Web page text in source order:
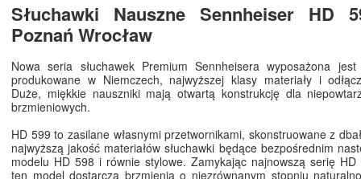
Słuchawki Nauszne Sennheiser HD
Poznań Wrocław
Nowa seria słuchawek Premium Sennheisera wyposażona
produkowane w Niemczech, najwyższej klasy materiały i
Duże, miękkie nauszniki mają otwartą konstrukcję dla
brzmieniowych.
HD 599 to zasilane własnymi przetwornikami, skonstruowane z
najwyższą jakość materiałów słuchawki będące bezpośrednim
modelu HD 598 i równie stylowe. Zamykając najnowszą serię HD
ten model dostarcza brzmienia o niezrównanym stopniu